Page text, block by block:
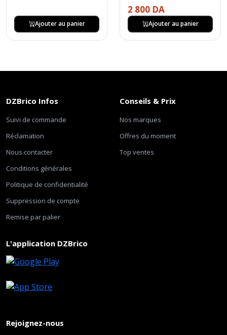
Ajouter au panier
2 800 DA
Ajouter au panier
DZBrico Infos
Suivi de commande
Réclamation
Nous contacter
Conditions générales
Politique de confidentialité
Suppression de compte
Remise par palier
Conseils & Prix
Nos marques
Offres du moment
Top ventes
L'application DZBrico
Rejoignez-nous